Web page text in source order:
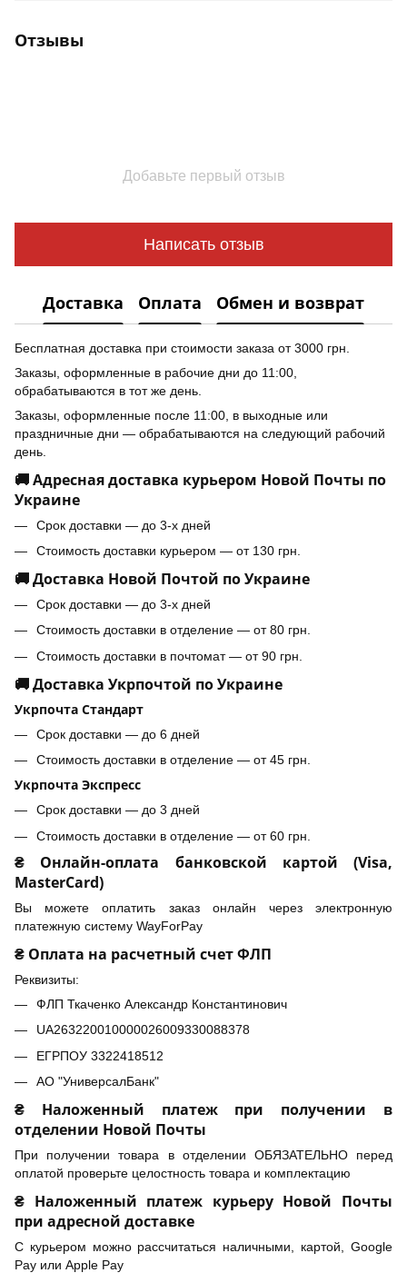
Отзывы
Добавьте первый отзыв
Написать отзыв
Доставка Оплата Обмен и возврат
Бесплатная доставка при стоимости заказа от 3000 грн.
Заказы, оформленные в рабочие дни до 11:00,
обрабатываются в тот же день.
Заказы, оформленные после 11:00, в выходные или
праздничные дни — обрабатываются на следующий рабочий
день.
🚚 Адресная доставка курьером Новой Почты по
Украине
Срок доставки — до 3-х дней
Стоимость доставки курьером — от 130 грн.
🚚 Доставка Новой Почтой по Украине
Срок доставки — до 3-х дней
Стоимость доставки в отделение — от 80 грн.
Стоимость доставки в почтомат — от 90 грн.
🚚 Доставка Укрпочтой по Украине
Укрпочта Стандарт
Срок доставки — до 6 дней
Стоимость доставки в отделение — от 45 грн.
Укрпочта Экспресс
Срок доставки — до 3 дней
Стоимость доставки в отделение — от 60 грн.
₴ Онлайн-оплата банковской картой (Visa,
MasterCard)
Вы можете оплатить заказ онлайн через электронную
платежную систему WayForPay
₴ Оплата на расчетный счет ФЛП
Реквизиты:
ФЛП Ткаченко Александр Константинович
UA263220010000026009330088378
ЕГРПОУ 3322418512
АО "УниверсалБанк"
₴ Наложенный платеж при получении в
отделении Новой Почты
При получении товара в отделении ОБЯЗАТЕЛЬНО перед
оплатой проверьте целостность товара и комплектацию
₴ Наложенный платеж курьеру Новой Почты
при адресной доставке
С курьером можно рассчитаться наличными, картой, Google
Pay или Apple Pay